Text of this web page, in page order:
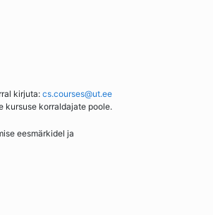
kirjuta:cs.courses@ut.ee
kursuse korraldajate poole.
eesmärkidel ja